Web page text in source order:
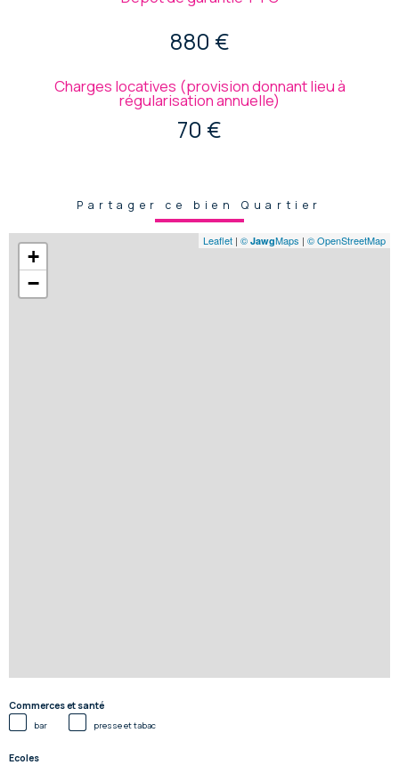
880 €
Charges locatives (provision donnant lieu à
régularisation annuelle)
70 €
Partager ce bien Quartier
+
−
Leaflet | © JawgMaps | © OpenStreetMap
Commerces et santé
bar presse et tabac
Ecoles